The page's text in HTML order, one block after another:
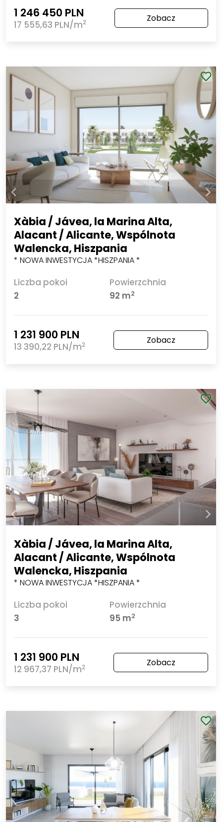
1 246 450 PLN
17 555,63 PLN/m2 Zobacz
Xàbia / Jávea, la Marina Alta,
Alacant / Alicante, Wspólnota
Walencka, Hiszpania
* NOWA INWESTYCJA *HISZPANIA *
Liczba pokoi
2
Powierzchnia
92 m2
1 231 900 PLN
13 390,22 PLN/m2 Zobacz
Xàbia / Jávea, la Marina Alta,
Alacant / Alicante, Wspólnota
Walencka, Hiszpania
* NOWA INWESTYCJA *HISZPANIA *
Liczba pokoi
3
Powierzchnia
95 m2
1 231 900 PLN
12 967,37 PLN/m2 Zobacz